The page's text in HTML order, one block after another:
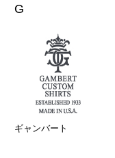
G
ギャンバート